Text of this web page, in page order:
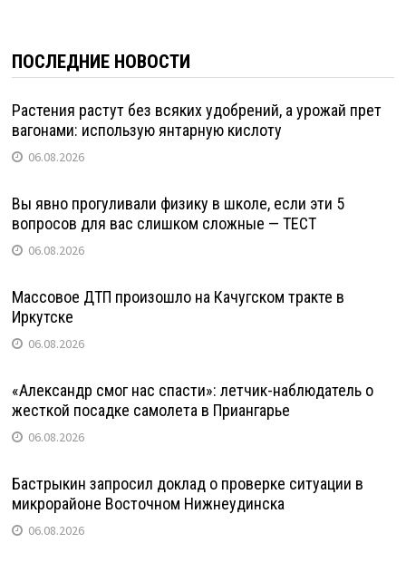
ПОСЛЕДНИЕ НОВОСТИ
Растения растут без всяких удобрений, а урожай прет
вагонами: использую янтарную кислоту
06.08.2026
Вы явно прогуливали физику в школе, если эти 5
вопросов для вас слишком сложные — ТЕСТ
06.08.2026
Массовое ДТП произошло на Качугском тракте в
Иркутске
06.08.2026
«Александр смог нас спасти»: летчик-наблюдатель о
жесткой посадке самолета в Приангарье
06.08.2026
Бастрыкин запросил доклад о проверке ситуации в
микрорайоне Восточном Нижнеудинска
06.08.2026